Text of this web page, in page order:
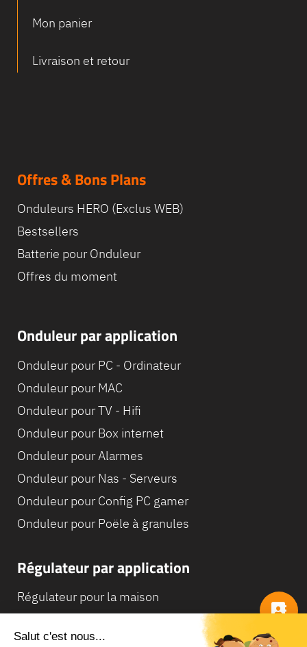
Mon panier
Livraison et retour
Offres & Bons Plans
Onduleurs HERO (Exclus WEB)
Bestsellers
Batterie pour Onduleur
Offres du moment
Onduleur par application
Onduleur pour PC - Ordinateur
Onduleur pour MAC
Onduleur pour TV - Hifi
Onduleur pour Box internet
Onduleur pour Alarmes
Onduleur pour Nas - Serveurs
Onduleur pour Config PC gamer
Onduleur pour Poële à granules
Régulateur par application
Régulateur pour la maison
Régulateur pour Chaudière